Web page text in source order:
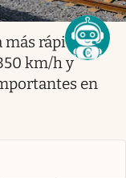
más rápido
km/h y
en